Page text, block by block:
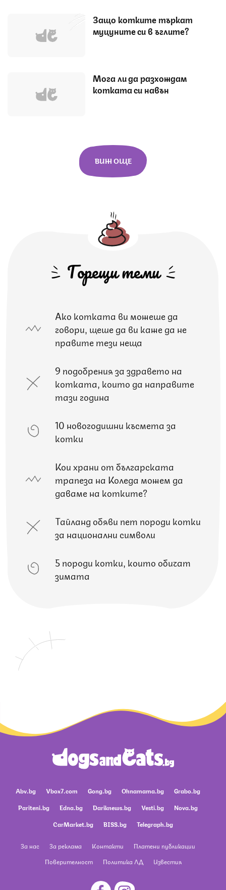
Защо котките търкат
муцуните си в ъглите?
Мога ли да разхождам
котката си навън
ВИЖ ОЩЕ
Горещи теми
Ако котката ви можеше да
говори, щеше да ви каже да не
правите тези неща
9 подобрения за здравето на
котката, които да направите
тази година
10 новогодишни късмета за
котки
Кои храни от българската
трапеза на Коледа можем да
даваме на котките?
Тайланд обяви пет породи котки
за национални символи
5 породи котки, които обичат
зимата
Abv.bg Vbox7.com Gong.bg Ohnamama.bg
Grabo.bg
Pariteni.bg
Edna.bg Dariknews.bg Vesti.bg
Nova.bg
CarMarket.bg
BISS.bg Telegraph.bg
За нас За реклама Контакти
Платени публикации
Поверителност
Политика ЛД Известия